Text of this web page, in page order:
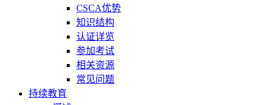
CSCA优势
知识结构
认证详览
参加考试
相关资源
常见问题
持续教育